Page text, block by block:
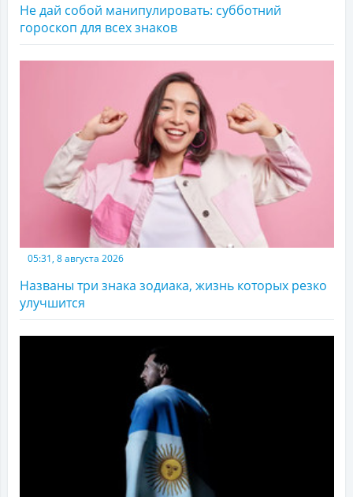
Не дай собой манипулировать: субботний
гороскоп для всех знаков
05:31, 8 августа 2026
Названы три знака зодиака, жизнь которых резко
улучшится